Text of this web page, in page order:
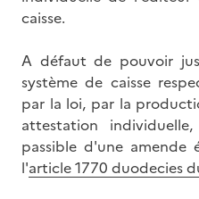
caisse.
A défaut de pouvoir
système de caisse
par la loi, par la
attestation
passible d'une
l'article 1770 duodecies